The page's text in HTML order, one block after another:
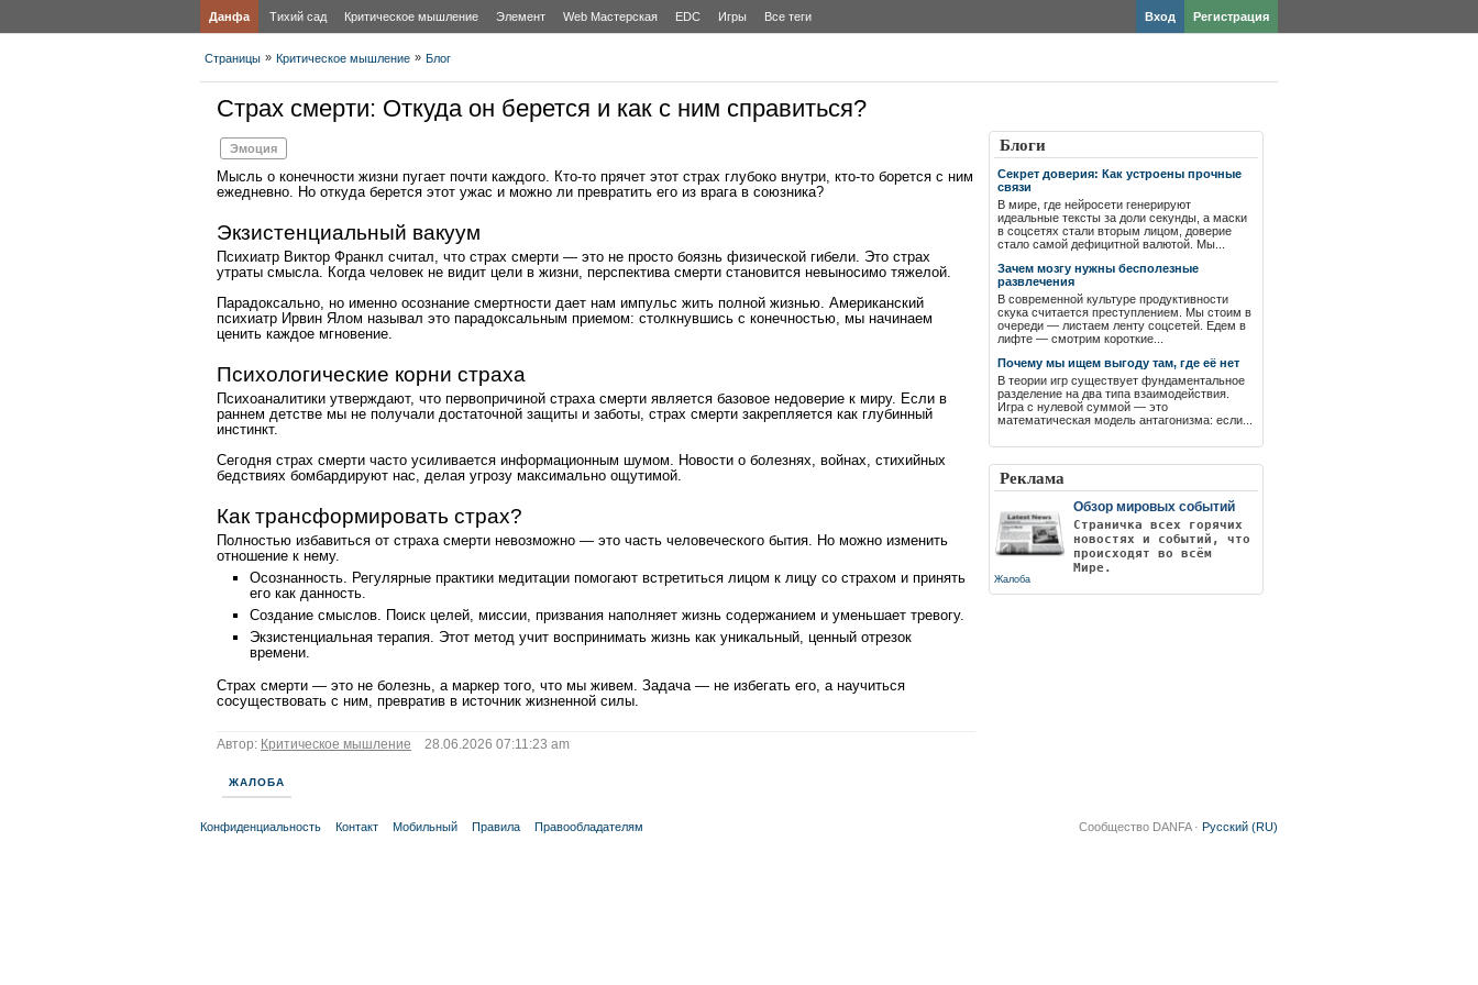
Данфа Тихий сад Критическое мышление Элемент Web Мастерская EDC Игры Все теги Регистрация
Вход
Страницы » Критическое мышление » Блог
Страх смерти: Откуда он берется и как с ним справиться?
Эмоция
Мысль о конечности жизни пугает почти каждого. Кто-то прячет этот страх глубоко внутри, кто-то борется с ним
ежедневно. Но откуда берется этот ужас и можно ли превратить его из врага в союзника?
Экзистенциальный вакуум
Психиатр Виктор Франкл считал, что страх смерти — это не просто боязнь физической гибели. Это страх
утраты смысла. Когда человек не видит цели в жизни, перспектива смерти становится невыносимо тяжелой.
Парадоксально, но именно осознание смертности дает нам импульс жить полной жизнью. Американский
психиатр Ирвин Ялом называл это парадоксальным приемом: столкнувшись с конечностью, мы начинаем
ценить каждое мгновение.
Психологические корни страха
Психоаналитики утверждают, что первопричиной страха смерти является базовое недоверие к миру. Если в
раннем детстве мы не получали достаточной защиты и заботы, страх смерти закрепляется как глубинный
инстинкт.
Сегодня страх смерти часто усиливается информационным шумом. Новости о болезнях, войнах, стихийных
бедствиях бомбардируют нас, делая угрозу максимально ощутимой.
Как трансформировать страх?
Полностью избавиться от страха смерти невозможно — это часть человеческого бытия. Но можно изменить
отношение к нему.
Осознанность. Регулярные практики медитации помогают встретиться лицом к лицу со страхом и принять
его как данность.
Создание смыслов. Поиск целей, миссии, призвания наполняет жизнь содержанием и уменьшает тревогу.
Экзистенциальная терапия. Этот метод учит воспринимать жизнь как уникальный, ценный отрезок
времени.
Страх смерти — это не болезнь, а маркер того, что мы живем. Задача — не избегать его, а научиться
сосуществовать с ним, превратив в источник жизненной силы.
Автор: Критическое мышление 28.06.2026 07:11:23 am
ЖАЛОБА
Блоги
Секрет доверия: Как устроены прочные
связи
В мире, где нейросети генерируют
идеальные тексты за доли секунды, а маски
в соцсетях стали вторым лицом, доверие
стало самой дефицитной валютой. Мы...
Зачем мозгу нужны бесполезные
развлечения
В современной культуре продуктивности
скука считается преступлением. Мы стоим в
очереди — листаем ленту соцсетей. Едем в
лифте — смотрим короткие...
Почему мы ищем выгоду там, где её нет
В теории игр существует фундаментальное
разделение на два типа взаимодействия.
Игра с нулевой суммой — это
математическая модель антагонизма: если...
Реклама
Обзор мировых событий
Страничка всех горячих
новостях и событий, что
происходят во всём
Мире.
Жалоба
Конфиденциальность Контакт Мобильный Правила Правообладателям Сообщество DANFA · Русский (RU)